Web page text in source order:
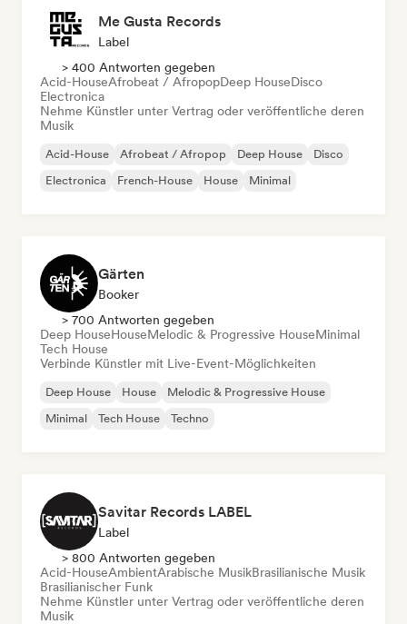
Me Gusta Records
Label
> 400 Antworten gegeben
Acid-HouseAfrobeat / AfropopDeep HouseDisco
Electronica
Nehme Künstler unter Vertrag oder veröffentliche deren
Musik
Acid-House Afrobeat / Afropop Deep House
Disco
Electronica
French-House House Minimal
Gärten
Booker
> 700 Antworten gegeben
Deep HouseHouseMelodic & Progressive HouseMinimal
Tech House
Verbinde Künstler mit Live-Event-Möglichkeiten
Deep House House
Melodic & Progressive House
Minimal
Tech House Techno
Savitar Records LABEL
Label
> 800 Antworten gegeben
Acid-HouseAmbientArabische MusikBrasilianische Musik
Brasilianischer Funk
Nehme Künstler unter Vertrag oder veröffentliche deren
Musik